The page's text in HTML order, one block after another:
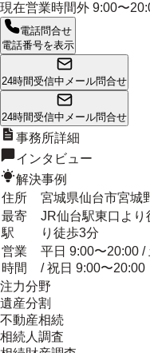
現在営業時間外 9:00〜
電話問合せ
電話番号を表示
24時間受信中 メール問合せ
24時間受信中 メール問合せ
事務所詳細
インタビュー
解決事例
住所
宮城県仙台市宮城
最寄
駅
JR仙台駅東口より
り徒歩3分
営業
時間
平日 9:00〜20:00 /
/ 祝日 9:00〜20:00
注力分野
遺産分割
不動産相続
相続人調査